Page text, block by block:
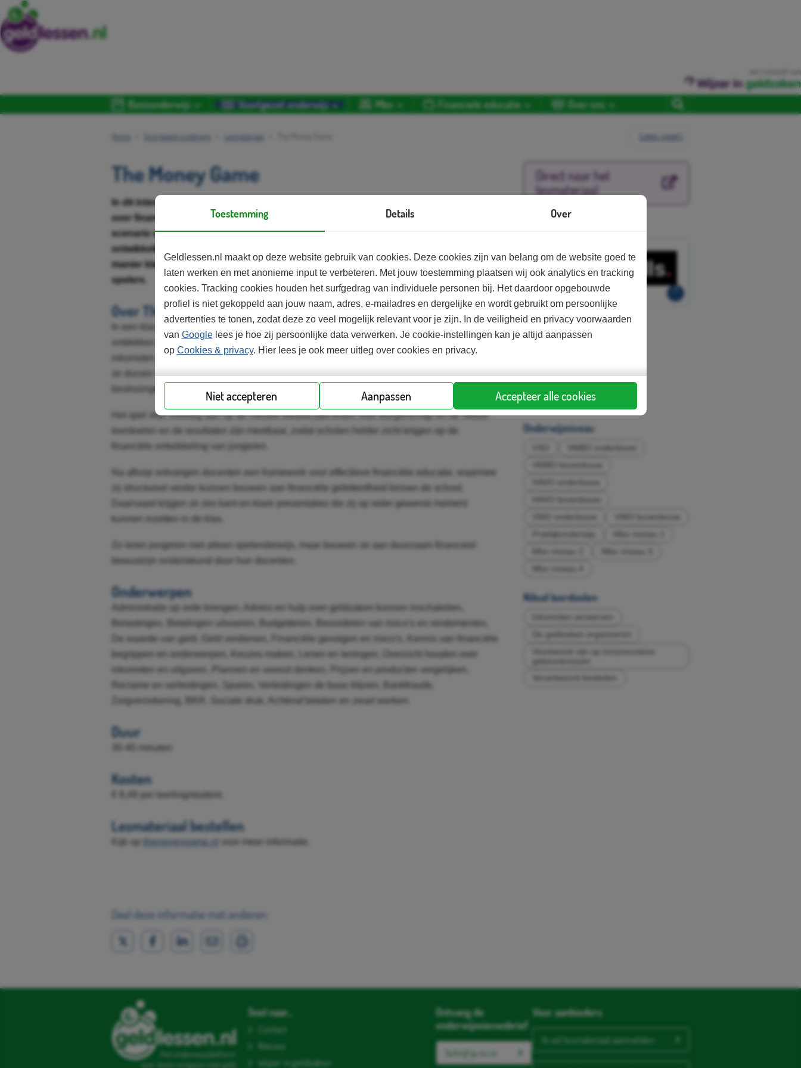
een initiatief van
Basisonderwijs Voortgezet onderwijs Mbo Financiele educatie Over ons
Home Voortgezet onderwijs Lesmateriaal Lees voor
The Money Game
In dit interactief videospel wordt de speler geconfronteerd met uitdagende dilemma’s
over financiële thema's, waarbij elke keuze direct invloed heeft op het verloop van het
scenario en het saldo op de virtuele bankrekening. Het spel biedt een speciaal
ontwikkeld framework voor docenten, waarmee ze op een pedagogisch verantwoorde
manier klassikale gesprekken kunnen voeren over de gemaakte keuzes van de
spelers.
Over The Money Game
In een klas vol betrokken jongeren start The Money Game, een online spel waarin zij
ontdekken hoe geld werkt door levensechte keuzes te maken. Ze bepalen wat ze doen met
inkomsten, hoe ze omgaan met onverwachte kosten, waar ze voor sparen en welke risico’s
ze durven te nemen. Tijdens het spelen ervaren jongeren direct de gevolgen van hun
beslissingen en krijgen ze inzicht in hun eigen geldgedrag.
Het spel sluit volledig aan op de nieuwe kwalificatie-eisen voor Burgerschap en de Nibud-
leerdoelen en de resultaten zijn meetbaar, zodat scholen helder zicht krijgen op de
financiële ontwikkeling van jongeren.
Na afloop ontvangen docenten een framework voor effectieve financiële educatie, waarmee
zij structureel verder kunnen bouwen aan financiële geletterdheid binnen de school.
Daarnaast krijgen ze zes kant-en-klare presentaties die zij op ieder gewenst moment
kunnen inzetten in de klas.
Zo leren jongeren niet alleen spelenderwijs, maar bouwen ze aan duurzaam financieel
bewustzijn ondersteund door hun docenten.
Onderwerpen
Administratie op orde brengen, Advies en hulp over geldzaken kunnen inschakelen,
Belastingen, Betalingen uitvoeren, Budgetteren, Beoordelen van risico's en rendementen,
De waarde van geld, Geld verdienen, Financiële gevolgen en risico's, Kennis van financiële
begrippen en onderwerpen, Keuzes maken, Lenen en leningen, Overzicht houden over
inkomsten en uitgaven, Plannen en vooruit denken, Prijzen en producten vergelijken,
Reclame en verleidingen, Sparen, Verleidingen de baas blijven, Bankfraude,
Zorgverzekering, BKR, Sociale druk, Achteraf betalen en zwart werken.
Duur
30-40 minuten
Kosten
€ 8,49 per leerling/student.
Lesmateriaal bestellen
Kijk op themoneygame.nl voor meer informatie.
Deel deze informatie met anderen:
Direct naar het
lesmateriaal
Kosten
Soort lesmateriaal
Lesmateriaal
Onderwijsniveau
Nibud leerdoelen
Inkomsten verwerven
De geldzaken organiseren
gebeurtenissen
Het onderwijsplatform
over leren omgaan met geld
Snel naar...
Contact
Nieuws
Wijzer in geldzaken
Ontvang de
onderwijsnieuwsbrief
Schrijf je nu in
Voor aanbieders
Ik wil lesmateriaal aanmelden
Toestemming Details Over
Geldlessen.nl maakt op deze website gebruik van cookies. Deze cookies zijn van belang om de website goed te
laten werken en met anonieme input te verbeteren. Met jouw toestemming plaatsen wij ook analytics en tracking
cookies. Tracking cookies houden het surfgedrag van individuele personen bij. Het daardoor opgebouwde
profiel is niet gekoppeld aan jouw naam, adres, e-mailadres en dergelijke en wordt gebruikt om persoonlijke
advertenties te tonen, zodat deze zo veel mogelijk relevant voor je zijn. In de veiligheid en privacy voorwaarden
van Googlelees je hoe zij persoonlijke data verwerken. Je cookie-instellingen kan je altijd aanpassen
op Cookies & privacy. Hier lees je ook meer uitleg over cookies en privacy.
Niet accepteren Aanpassen Accepteer alle cookies